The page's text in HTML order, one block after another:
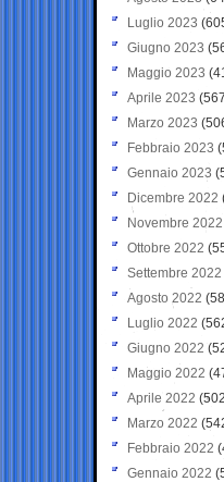
Luglio 2023
Giugno 2023
Maggio 2023
Aprile 2023
Marzo 2023
Febbraio 2023
Gennaio 2023
Dicembre 2022
Novembre 2022
Ottobre 2022
Settembre 2022
Agosto 2022
Luglio 2022
Giugno 2022
Maggio 2022
Aprile 2022
Marzo 2022
Febbraio 2022
Gennaio 2022